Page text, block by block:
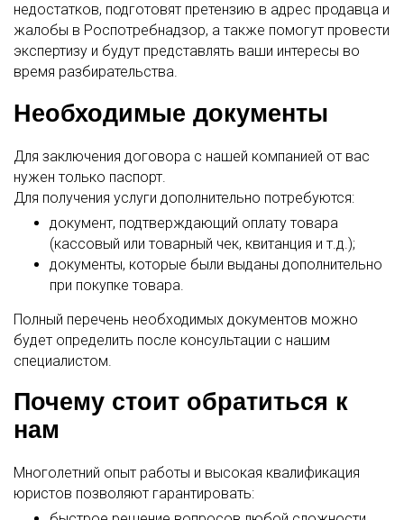
недостатков, подготовят претензию в адрес продавца и
жалобы в Роспотребнадзор, а также помогут провести
экспертизу и будут представлять ваши интересы во
время разбирательства.
Необходимые документы
Для заключения договора с нашей компанией от вас
нужен только паспорт.
Для получения услуги дополнительно потребуются:
документ, подтверждающий оплату товара
(кассовый или товарный чек, квитанция и т.д.);
документы, которые были выданы дополнительно
при покупке товара.
Полный перечень необходимых документов можно
будет определить после консультации с нашим
специалистом.
Почему стоит обратиться к
нам
Многолетний опыт работы и высокая квалификация
юристов позволяют гарантировать: